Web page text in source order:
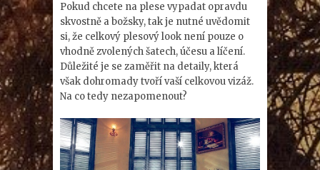
Pokud chcete na plese vypadat opravdu
skvostně a božsky, tak je nutné uvědomit
si, že celkový plesový look není pouze o
vhodně zvolených šatech, účesu a líčení.
Důležité je se zaměřit na detaily, která
však dohromady tvoří vaší celkovou vizáž.
Na co tedy nezapomenout?